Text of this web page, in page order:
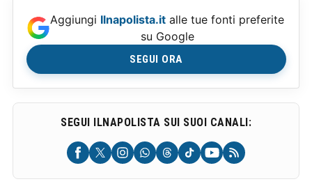
Aggiungi Ilnapolista.it alle tue fonti preferite
su Google
SEGUI ORA
SEGUI ILNAPOLISTA SUI SUOI CANALI: